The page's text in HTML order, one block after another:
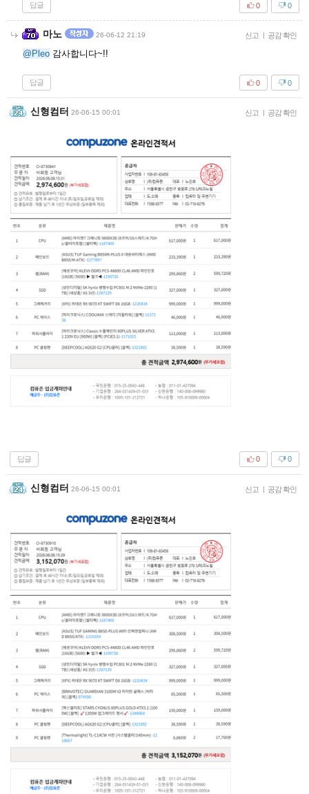
답글 0
0
마노 26-06-12 21:19 신고 | 공감 확인
@Pleo 감사합니다~!!
답글 0
0
신형컴터 26-06-15 00:01 신고 | 공감 확인
답글 0
0
신형컴터 26-06-15 00:01 신고 | 공감 확인